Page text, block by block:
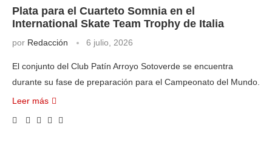
Plata para el Cuarteto Somnia en el
International Skate Team Trophy de Italia
por Redacción 6 julio, 2026
El conjunto del Club Patín Arroyo Sotoverde se encuentra
durante su fase de preparación para el Campeonato del Mundo.
Leer más